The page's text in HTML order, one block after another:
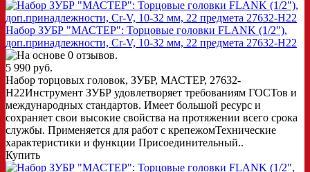
Набор ЗУБР "МАСТЕР": Торцовые головки FLANK (1/2"),
доп.принадлежности, Cr-V, 10-32 мм, 22 предмета 27632-H22
5 990 руб.
Набор торцовых головок, ЗУБР, МАСТЕР, 27632-
H22Инструмент ЗУБР удовлетворяет требованиям ГОСТов и
международных стандартов. Имеет большой ресурс и
сохраняет свои высокие свойства на протяжении всего срока
службы. Применяется для работ с крепежомТехнические
характеристики и функции Присоединительный..
Купить